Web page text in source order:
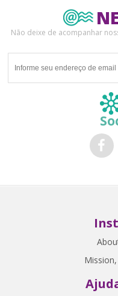
Não deixe de acompanhar